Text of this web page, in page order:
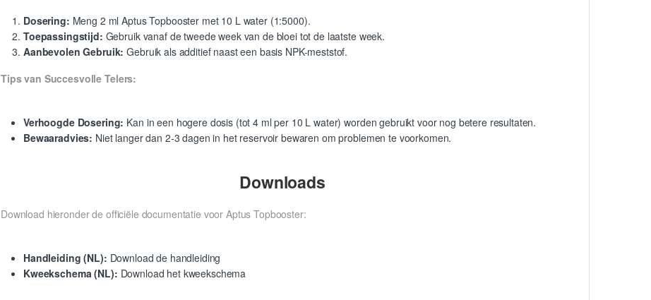
Dosering: Meng 2 ml Aptus Topbooster met 10 L water (1:5000).
Toepassingstijd: Gebruik vanaf de tweede week van de bloei tot de laatste week.
Aanbevolen Gebruik: Gebruik als additief naast een basis NPK-meststof.
Tips van Succesvolle Telers:
Verhoogde Dosering: Kan in een hogere dosis (tot 4 ml per 10 L water) worden gebruikt voor nog betere resultaten.
Bewaaradvies: Niet langer dan 2-3 dagen in het reservoir bewaren om problemen te voorkomen.
Downloads
Download hieronder de officiële documentatie voor Aptus Topbooster:
Handleiding (NL): Download de handleiding
Kweekschema (NL): Download het kweekschema